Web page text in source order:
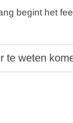
begint het
te weten